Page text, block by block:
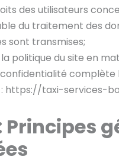
des utilisateurs
du traitement des
sont transmises;
politique du site en
complète
: https://taxi-services-
Principes